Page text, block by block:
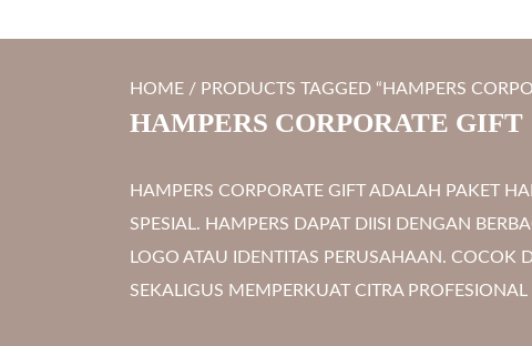
HOME / PRODUCTS TAGGED “HAMPERS
HAMPERS CORPORATE GIFT
HAMPERS CORPORATE GIFT ADALAH PAKET
SPESIAL. HAMPERS DAPAT DIISI DENGAN
LOGO ATAU IDENTITAS PERUSAHAAN. COCOK
SEKALIGUS MEMPERKUAT CITRA